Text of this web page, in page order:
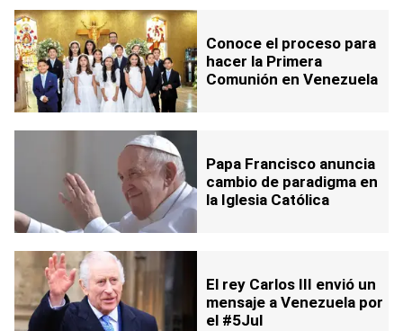
Conoce el proceso para
hacer la Primera
Comunión en Venezuela
Papa Francisco anuncia
cambio de paradigma en
la Iglesia Católica
El rey Carlos III envió un
mensaje a Venezuela por
el #5Jul